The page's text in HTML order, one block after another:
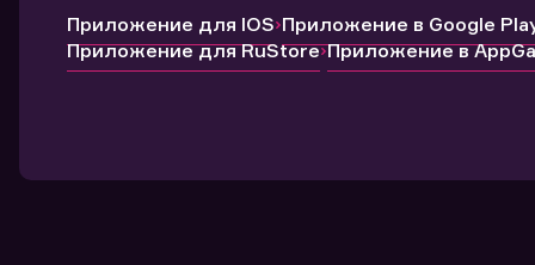
Приложение для IOS Приложение в Google
Приложение для RuStore Приложение в